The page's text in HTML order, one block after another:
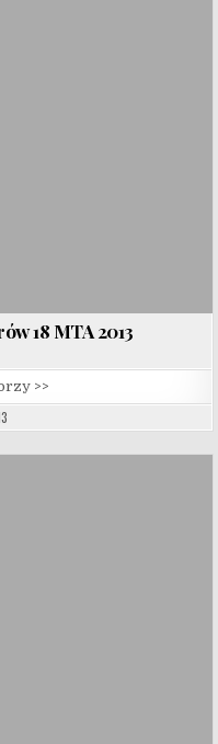
18 MTA 2013
>>